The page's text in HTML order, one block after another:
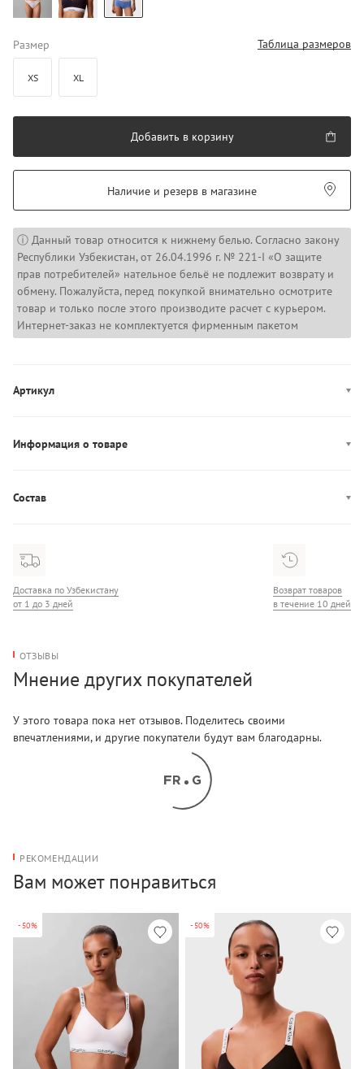
Размер Таблица размеров
XS XL
Добавить в корзину
Наличие и резерв в магазине
ⓘ Данный товар относится к нижнему белью. Согласно закону
Республики Узбекистан, от 26.04.1996 г. № 221-I «О защите
прав потребителей» нательное бельё не подлежит возврату и
обмену. Пожалуйста, перед покупкой внимательно осмотрите
товар и только после этого производите расчет с курьером.
Интернет-заказ не комплектуется фирменным пакетом
Артикул
Информация о товаре
Состав
Доставка по Узбекистану
от 1 до 3 дней
Возврат товаров
в течение 10 дней
ОТЗЫВЫ
Мнение других покупателей
У этого товара пока нет отзывов. Поделитесь своими
впечатлениями, и другие покупатели будут вам благодарны.
РЕКОМЕНДАЦИИ
Вам может понравиться
-50% -50%